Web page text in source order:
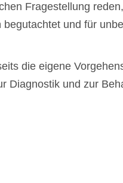
Fragestellung
und für
die eigene
Diagnostik und zur